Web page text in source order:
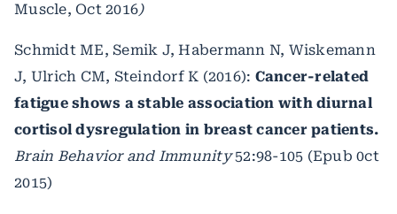
Muscle, Oct 2016)
Schmidt ME, Semik J, Habermann N, Wiskemann
J, Ulrich CM, Steindorf K (2016): Cancer-related
fatigue shows a stable association with diurnal
cortisol dysregulation in breast cancer patients.
Brain Behavior and Immunity52:98-105 (Epub 0ct
2015)